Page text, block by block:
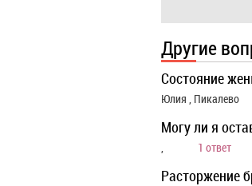
Другие
Состояние
Юлия , Пикалево
Могу ли я
, 1 ответ
Расторжение